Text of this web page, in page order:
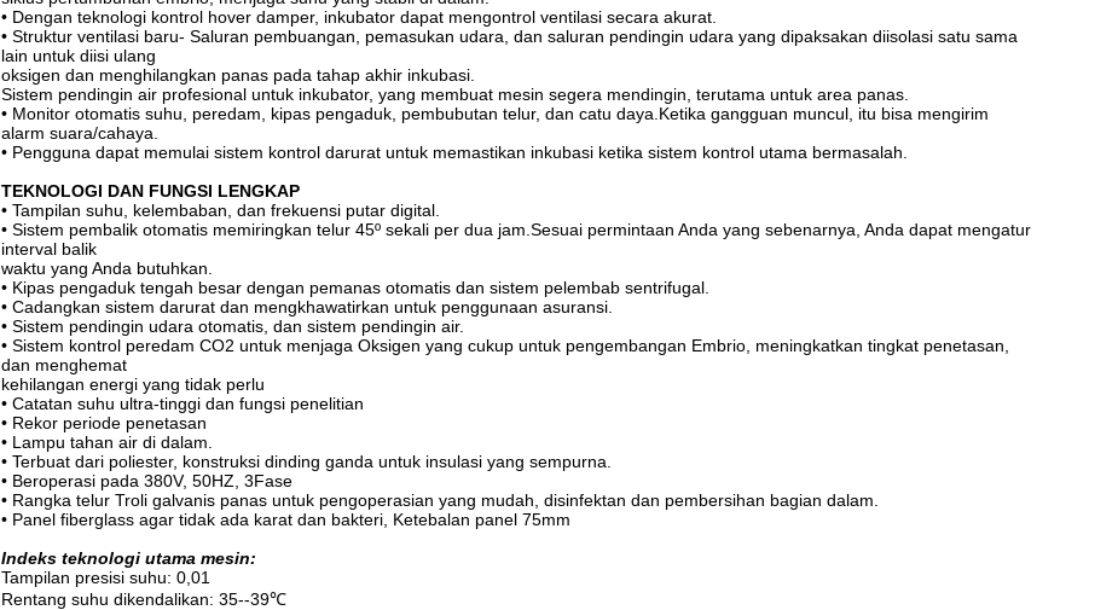
• Dengan teknologi kontrol hover damper, inkubator dapat mengontrol ventilasi secara akurat.
• Struktur ventilasi baru- Saluran pembuangan, pemasukan udara, dan saluran pendingin udara yang dipaksakan diisolasi satu sama
lain untuk diisi ulang
oksigen dan menghilangkan panas pada tahap akhir inkubasi.
Sistem pendingin air profesional untuk inkubator, yang membuat mesin segera mendingin, terutama untuk area panas.
• Monitor otomatis suhu, peredam, kipas pengaduk, pembubutan telur, dan catu daya.Ketika gangguan muncul, itu bisa mengirim
alarm suara/cahaya.
• Pengguna dapat memulai sistem kontrol darurat untuk memastikan inkubasi ketika sistem kontrol utama bermasalah.
TEKNOLOGI DAN FUNGSI LENGKAP
• Tampilan suhu, kelembaban, dan frekuensi putar digital.
• Sistem pembalik otomatis memiringkan telur 45º sekali per dua jam.Sesuai permintaan Anda yang sebenarnya, Anda dapat mengatur
interval balik
waktu yang Anda butuhkan.
• Kipas pengaduk tengah besar dengan pemanas otomatis dan sistem pelembab sentrifugal.
• Cadangkan sistem darurat dan mengkhawatirkan untuk penggunaan asuransi.
• Sistem pendingin udara otomatis, dan sistem pendingin air.
• Sistem kontrol peredam CO2 untuk menjaga Oksigen yang cukup untuk pengembangan Embrio, meningkatkan tingkat penetasan,
dan menghemat
kehilangan energi yang tidak perlu
• Catatan suhu ultra-tinggi dan fungsi penelitian
• Rekor periode penetasan
• Lampu tahan air di dalam.
• Terbuat dari poliester, konstruksi dinding ganda untuk insulasi yang sempurna.
• Beroperasi pada 380V, 50HZ, 3Fase
• Rangka telur Troli galvanis panas untuk pengoperasian yang mudah, disinfektan dan pembersihan bagian dalam.
• Panel fiberglass agar tidak ada karat dan bakteri, Ketebalan panel 75mm
Indeks teknologi utama mesin:
Tampilan presisi suhu: 0,01
Rentang suhu dikendalikan: 35--39℃